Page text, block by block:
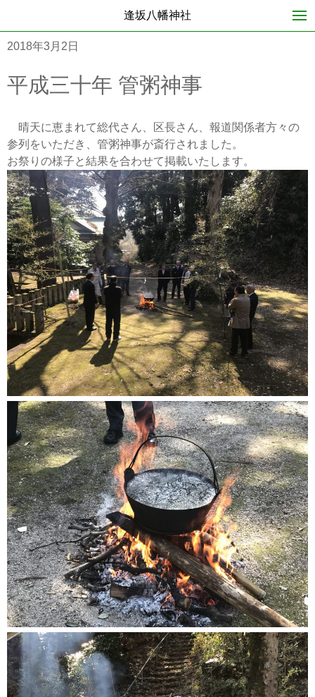
逢坂八幡神社
2018年3月2日
平成三十年 管粥神事
晴天に恵まれて総代さん、区長さん、報道関係者方々の
参列をいただき、管粥神事が斎行されました。
お祭りの様子と結果を合わせて掲載いたします。